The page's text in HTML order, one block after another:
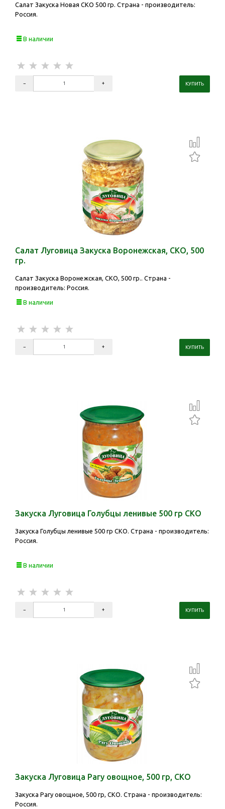
Салат Закуска Новая СКО 500 гр. Страна - производитель:
Россия.
В наличии
Салат Луговица Закуска Воронежская, СКО, 500
гр.
Салат Закуска Воронежская, СКО, 500 гр.. Страна -
производитель: Россия.
В наличии
Закуска Луговица Голубцы ленивые 500 гр СКО
Закуска Голубцы ленивые 500 гр СКО. Страна - производитель:
Россия.
В наличии
Закуска Луговица Рагу овощное, 500 гр, СКО
Закуска Рагу овощное, 500 гр, СКО. Страна - производитель:
Россия.